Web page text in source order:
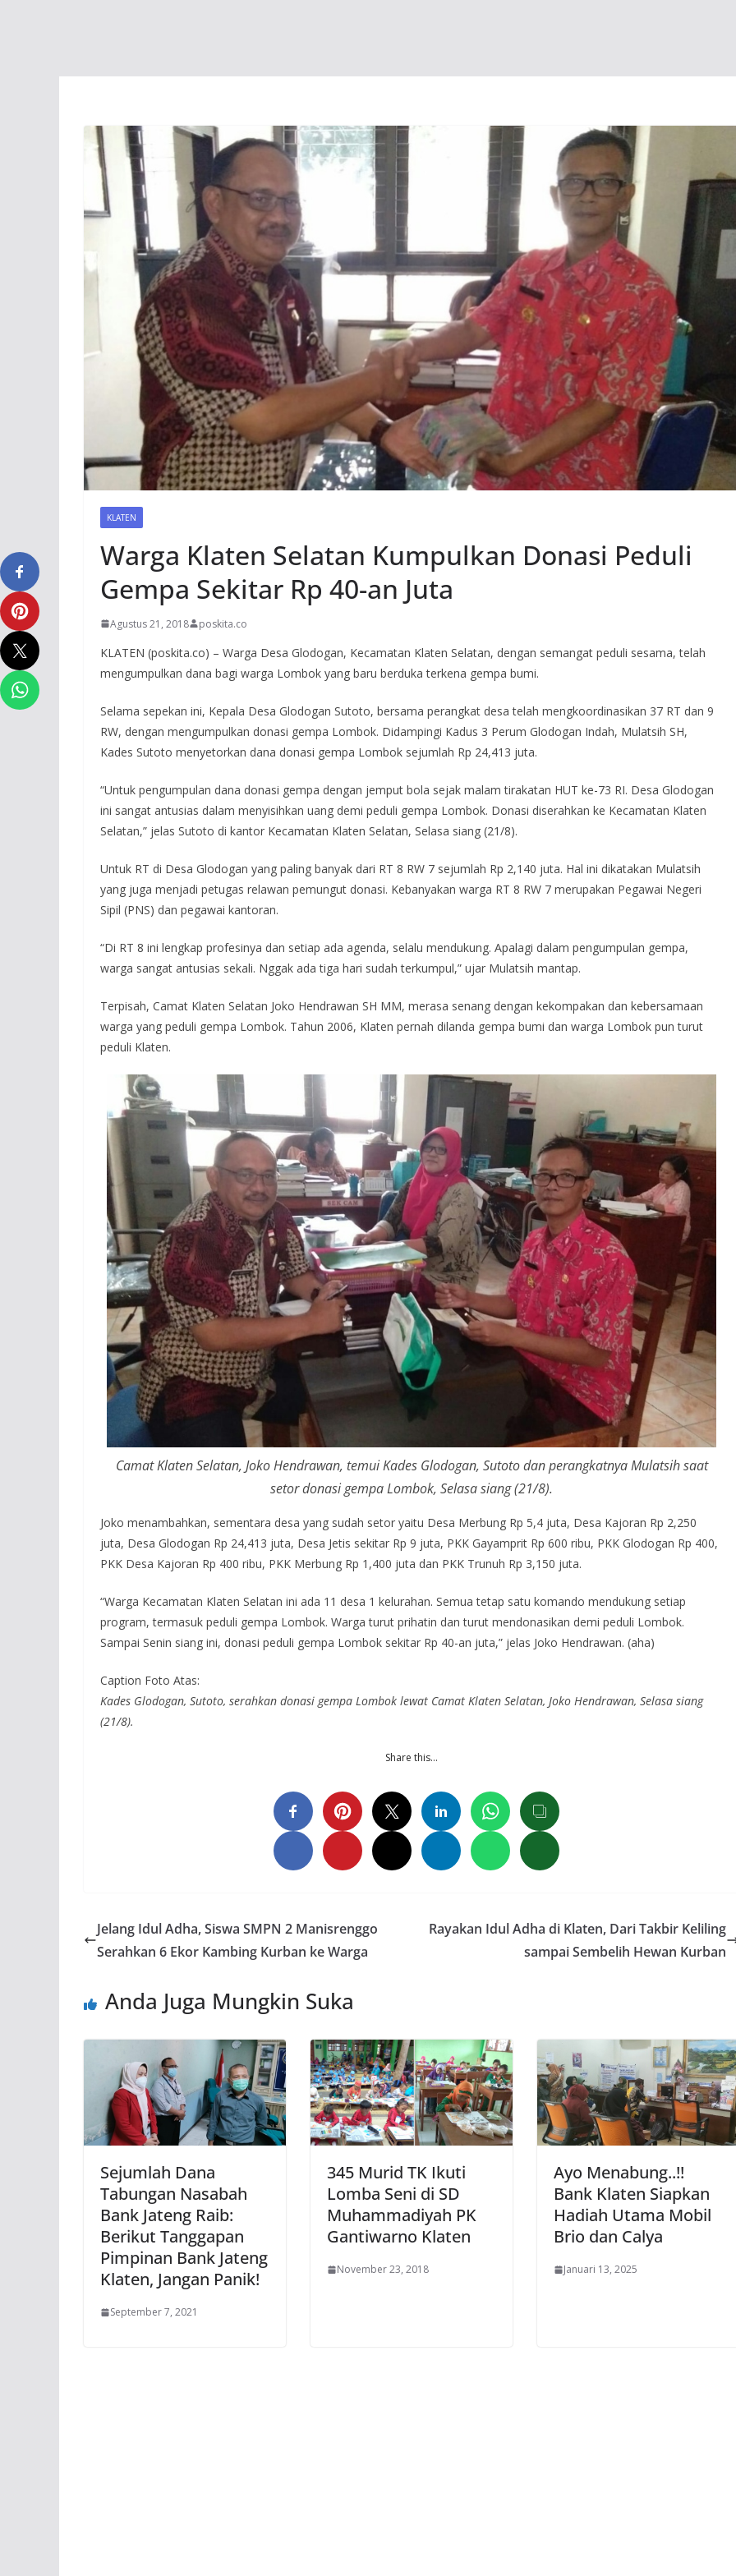
KLATEN
Warga Klaten Selatan Kumpulkan Donasi Peduli
Gempa Sekitar Rp 40-an Juta
Agustus 21, 2018 poskita.co
KLATEN (poskita.co) – Warga Desa Glodogan, Kecamatan Klaten Selatan, dengan semangat peduli sesama, telah
mengumpulkan dana bagi warga Lombok yang baru berduka terkena gempa bumi.
Selama sepekan ini, Kepala Desa Glodogan Sutoto, bersama perangkat desa telah mengkoordinasikan 37 RT dan 9
RW, dengan mengumpulkan donasi gempa Lombok. Didampingi Kadus 3 Perum Glodogan Indah, Mulatsih SH,
Kades Sutoto menyetorkan dana donasi gempa Lombok sejumlah Rp 24,413 juta.
“Untuk pengumpulan dana donasi gempa dengan jemput bola sejak malam tirakatan HUT ke-73 RI. Desa Glodogan
ini sangat antusias dalam menyisihkan uang demi peduli gempa Lombok. Donasi diserahkan ke Kecamatan Klaten
Selatan,” jelas Sutoto di kantor Kecamatan Klaten Selatan, Selasa siang (21/8).
Untuk RT di Desa Glodogan yang paling banyak dari RT 8 RW 7 sejumlah Rp 2,140 juta. Hal ini dikatakan Mulatsih
yang juga menjadi petugas relawan pemungut donasi. Kebanyakan warga RT 8 RW 7 merupakan Pegawai Negeri
Sipil (PNS) dan pegawai kantoran.
“Di RT 8 ini lengkap profesinya dan setiap ada agenda, selalu mendukung. Apalagi dalam pengumpulan gempa,
warga sangat antusias sekali. Nggak ada tiga hari sudah terkumpul,” ujar Mulatsih mantap.
Terpisah, Camat Klaten Selatan Joko Hendrawan SH MM, merasa senang dengan kekompakan dan kebersamaan
warga yang peduli gempa Lombok. Tahun 2006, Klaten pernah dilanda gempa bumi dan warga Lombok pun turut
peduli Klaten.
Camat Klaten Selatan, Joko Hendrawan, temui Kades Glodogan, Sutoto dan perangkatnya Mulatsih saat
setor donasi gempa Lombok, Selasa siang (21/8).
Joko menambahkan, sementara desa yang sudah setor yaitu Desa Merbung Rp 5,4 juta, Desa Kajoran Rp 2,250
juta, Desa Glodogan Rp 24,413 juta, Desa Jetis sekitar Rp 9 juta, PKK Gayamprit Rp 600 ribu, PKK Glodogan Rp 400,
PKK Desa Kajoran Rp 400 ribu, PKK Merbung Rp 1,400 juta dan PKK Trunuh Rp 3,150 juta.
“Warga Kecamatan Klaten Selatan ini ada 11 desa 1 kelurahan. Semua tetap satu komando mendukung setiap
program, termasuk peduli gempa Lombok. Warga turut prihatin dan turut mendonasikan demi peduli Lombok.
Sampai Senin siang ini, donasi peduli gempa Lombok sekitar Rp 40-an juta,” jelas Joko Hendrawan. (aha)
Caption Foto Atas:
Kades Glodogan, Sutoto, serahkan donasi gempa Lombok lewat Camat Klaten Selatan, Joko Hendrawan, Selasa siang
(21/8).
Share this…
Jelang Idul Adha, Siswa SMPN 2 Manisrenggo
Serahkan 6 Ekor Kambing Kurban ke Warga
Rayakan Idul Adha di Klaten, Dari Takbir Keliling
sampai Sembelih Hewan Kurban
Anda Juga Mungkin Suka
Sejumlah Dana
Tabungan Nasabah
Bank Jateng Raib:
Berikut Tanggapan
Pimpinan Bank Jateng
Klaten, Jangan Panik!
September 7, 2021
345 Murid TK Ikuti
Lomba Seni di SD
Muhammadiyah PK
Gantiwarno Klaten
November 23, 2018
Ayo Menabung..!!
Bank Klaten Siapkan
Hadiah Utama Mobil
Brio dan Calya
Januari 13, 2025